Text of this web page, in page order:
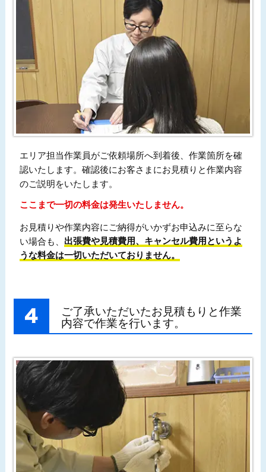
エリア担当作業員がご依頼場所へ到着後、作業箇所を確
認いたします。確認後にお客さまにお見積りと作業内容
のご説明をいたします。
ここまで一切の料金は発生いたしません。
お見積りや作業内容にご納得がいかずお申込みに至らな
い場合も、 出張費や見積費用、キャンセル費用というよ
うな料金は一切いただいておりません。
ご了承いただいたお見積もりと作業
内容で作業を行います。